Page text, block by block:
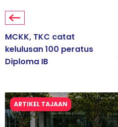
MCKK, TKC catat
kelulusan 100 peratus
Diploma IB
ARTIKEL TAJAAN